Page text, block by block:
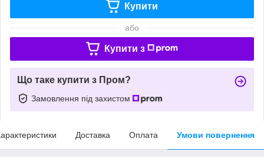
Купити
або
Купити з
Що таке купити з Пром?
Замовлення під захистом
Доставка Оплата Умови повернення